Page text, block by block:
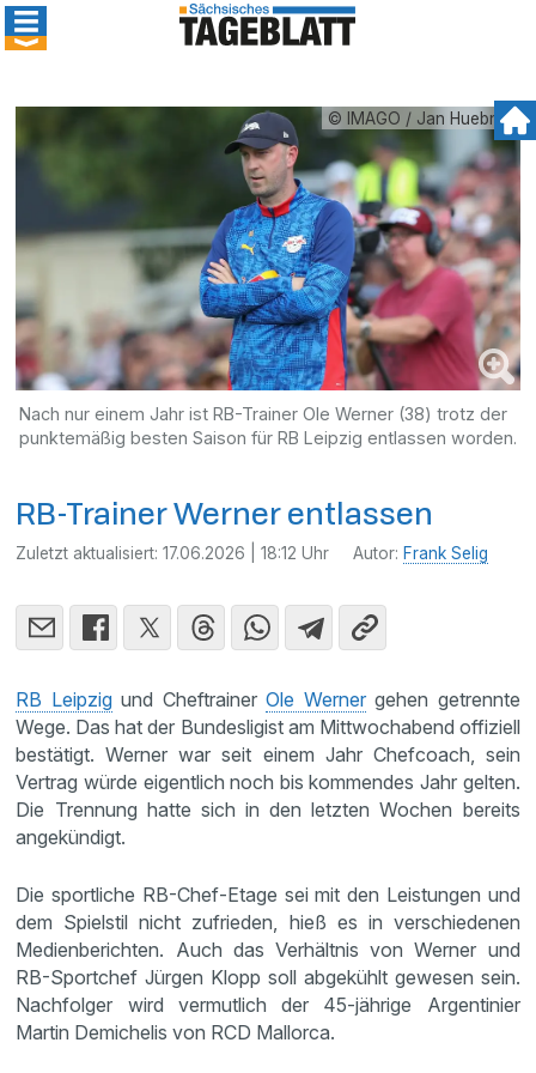
© IMAGO / Jan Huebner
Nach nur einem Jahr ist RB-Trainer Ole Werner (38) trotz der
punktemäßig besten Saison für RB Leipzig entlassen worden.
RB-Trainer Werner entlassen
Zuletzt aktualisiert:17.06.2026 | 18:12 Uhr Autor: Frank Selig
RB Leipzigund CheftrainerOle Wernergehen getrennte
Wege. Das hat der Bundesligist am Mittwochabend offiziell
bestätigt. Werner war seit einem Jahr Chefcoach, sein
Vertrag würde eigentlich noch bis kommendes Jahr gelten.
Die Trennung hatte sich in den letzten Wochen bereits
angekündigt.
Die sportliche RB-Chef-Etage sei mit den Leistungen und
dem Spielstil nicht zufrieden, hieß es in verschiedenen
Medienberichten. Auch das Verhältnis von Werner und
RB-Sportchef Jürgen Klopp soll abgekühlt gewesen sein.
Nachfolger wird vermutlich der 45-jährige Argentinier
Martin Demichelis von RCD Mallorca.